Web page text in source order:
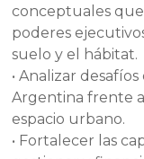
conceptuales
poderes
suelo y el hábitat.
• Analizar
Argentina frente
espacio urbano.
• Fortalecer las